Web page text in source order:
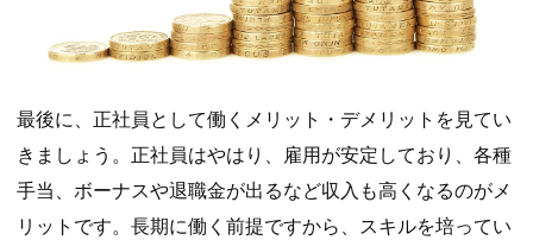
最後に、正社員として働くメリット・デメリットを見てい
きましょう。正社員はやはり、雇用が安定しており、各種
手当、ボーナスや退職金が出るなど収入も高くなるのがメ
リットです。長期に働く前提ですから、スキルを培ってい